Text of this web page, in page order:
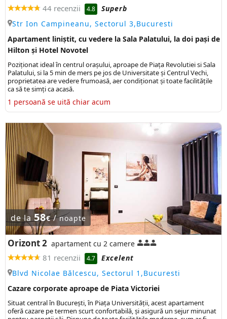
44 recenzii 4.8
Superb
Str Ion Campineanu, Sectorul 3,Bucuresti
Apartament liniștit, cu vedere la Sala Palatului, la doi pași de
Hilton și Hotel Novotel
Poziţionat ideal în centrul oraşului, aproape de Piaţa Revolutiei si Sala
Palatului, si la 5 min de mers pe jos de Universitate şi Centrul Vechi,
proprietatea are vedere frumoasă, aer condiționat și toate facilitățile
ca să te simți ca acasă.
1 persoană se uită chiar acum
de la 58€/noapte
Orizont 2 apartament cu 2 camere
81 recenzii 4.7
Excelent
Blvd Nicolae Bălcescu, Sectorul 1,Bucuresti
Cazare corporate aproape de Piata Victoriei
Situat central în București, în Piața Universității, acest apartament
oferă cazare pe termen scurt confortabilă, și asigură un sejur minunat